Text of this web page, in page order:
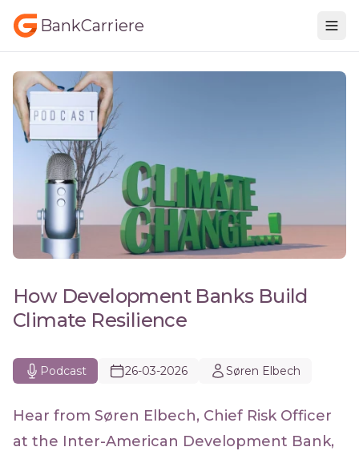
BankCarriere
How Development Banks Build
Climate Resilience
Podcast 26-03-2026 Søren Elbech
Hear from Søren Elbech, Chief Risk Officer
at the Inter-American Development Bank,